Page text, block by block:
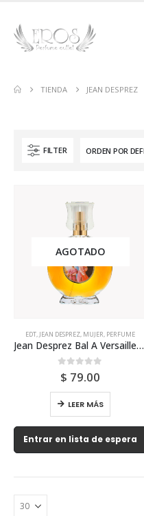
TIENDA JEAN DESPREZ
FILTER
AGOTADO
EDT, JEAN DESPREZ, MUJER, PERFUME
Jean Desprez Bal A Versailles Edt 100ml Tester Para Mujer
0out of 5
$ 79.00
LEER MÁS
Entrar en lista de espera